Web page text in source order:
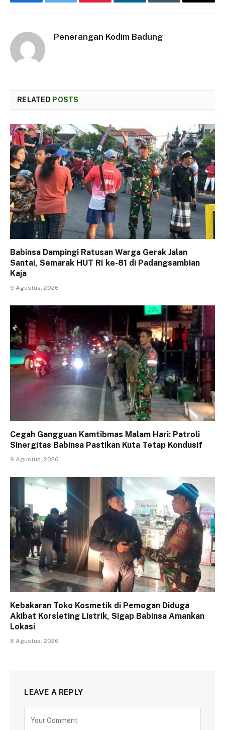
Penerangan Kodim Badung
RELATED POSTS
Babinsa Dampingi Ratusan Warga Gerak Jalan
Santai, Semarak HUT RI ke-81 di Padangsambian
Kaja
9 Agustus, 2026
Cegah Gangguan Kamtibmas Malam Hari: Patroli
Sinergitas Babinsa Pastikan Kuta Tetap Kondusif
9 Agustus, 2026
Kebakaran Toko Kosmetik di Pemogan Diduga
Akibat Korsleting Listrik, Sigap Babinsa Amankan
Lokasi
8 Agustus, 2026
LEAVE A REPLY